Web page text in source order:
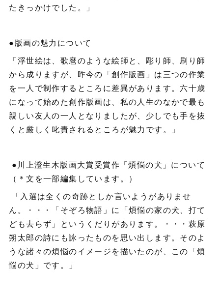
たきっかけでした。」
●版画の魅力について
「浮世絵は、歌麿のような絵師と、彫り師、刷り師
から成りますが、昨今の「創作版画」は三つの作業
を一人で制作するところに差異があります。六十歳
になって始めた創作版画は、私の人生のなかで最も
親しい友人の一人となりましたが、少しでも手を抜
くと厳しく叱責されるところが魅力です。」
●川上澄生木版画大賞受賞作「煩悩の犬」について
（＊文を一部編集しています。）
「入選は全くの奇跡としか言いようがありませ
ん。・・・「そぞろ物語」に「煩悩の家の犬、打て
ども去らず」というくだりがあります。・・・萩原
朔太郎の詩にも詠ったものを思い出します。そのよ
うな諸々の煩悩のイメージを描いたのが、この「煩
悩の犬」です。」